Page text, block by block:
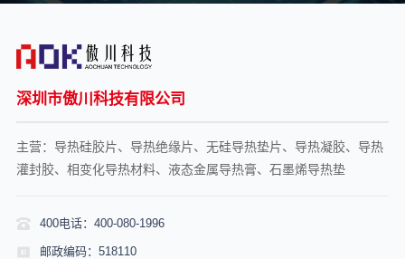
深圳市傲川科技有限公司
主营：导热硅胶片、导热绝缘片、无硅导热垫片、导热凝胶、导热
灌封胶、相变化导热材料、液态金属导热膏、石墨烯导热垫
400电话：400-080-1996
邮政编码：518110